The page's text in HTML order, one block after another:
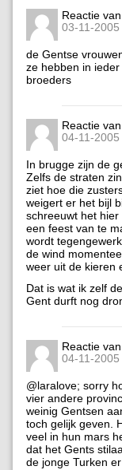
Reactie van
03-11-
de Gentse
ze hebben in
broeders
Reactie van
04-11-
In brugge zijn de
Zelfs de straten
ziet hoe die
weigert er het bijl
schreeuwt het
een feest van te
wordt
de wind
weer uit de kieren
Dat is wat ik zelf
Gent durft nog
Reactie van
04-11-
@laralove; sorry
vier andere
weinig Gentsen
toch gelijk geven.
veel in hun mars
dat het Gents
de jonge Turken